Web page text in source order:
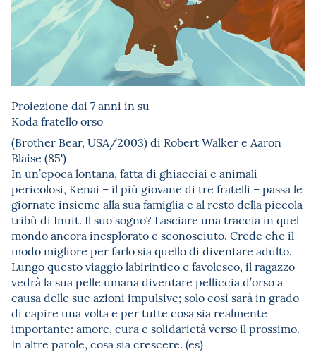
Proiezione dai 7 anni in su
Koda fratello orso
(Brother Bear, USA/2003) di Robert Walker e Aaron
Blaise (85')
In un’epoca lontana, fatta di ghiacciai e animali
pericolosi, Kenai – il più giovane di tre fratelli – passa le
giornate insieme alla sua famiglia e al resto della piccola
tribù di Inuit. Il suo sogno? Lasciare una traccia in quel
mondo ancora inesplorato e sconosciuto. Crede che il
modo migliore per farlo sia quello di diventare adulto.
Lungo questo viaggio labirintico e favolesco, il ragazzo
vedrà la sua pelle umana diventare pelliccia d’orso a
causa delle sue azioni impulsive; solo così sarà in grado
di capire una volta e per tutte cosa sia realmente
importante: amore, cura e solidarietà verso il prossimo.
In altre parole, cosa sia crescere. (es)